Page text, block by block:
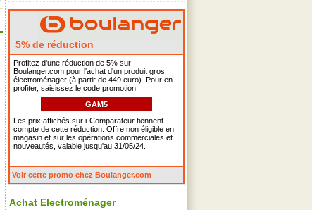
5% de réduction
Profitez d'une réduction de 5% sur
Boulanger.com pour l'achat d'un produit gros
électroménager (à partir de 449 euro). Pour en
profiter, saisissez le code promotion :
GAM5
Les prix affichés sur i-Comparateur tiennent
compte de cette réduction. Offre non éligible en
magasin et sur les opérations commerciales et
nouveautés, valable jusqu'au 31/05/24.
Voir cette promo chez Boulanger.com
Achat Electroménager